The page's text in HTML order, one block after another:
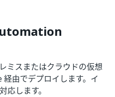
ミスまたはクラウドの仮想
由でデプロイします。イ
応します。